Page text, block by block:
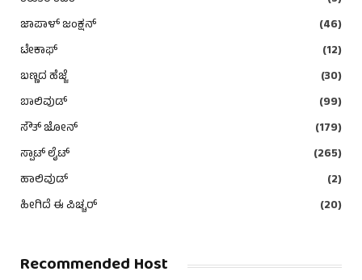
ಜಾಪಾಳ್ ಜಂಕ್ಷನ್
(46)
ಟೇಕಾಫ್
(12)
ಬಣ್ಣದ ಹೆಜ್ಜೆ
(30)
ಬಾಲಿವುಡ್
(99)
ಸೌತ್ ಜೋನ್
(179)
ಸ್ಪಾಟ್ ಲೈಟ್
(265)
ಹಾಲಿವುಡ್
(2)
ಹೀಗಿದೆ ಈ ಪಿಚ್ಚರ್
(20)
Recommended Host